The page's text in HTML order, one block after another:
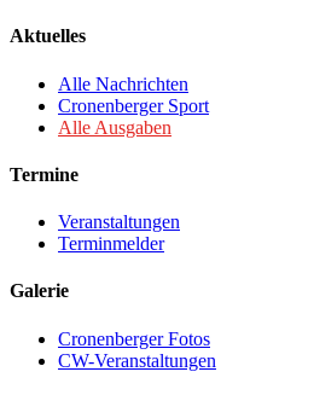
Aktuelles
Alle Nachrichten
Cronenberger Sport
Alle Ausgaben
Termine
Veranstaltungen
Terminmelder
Galerie
Cronenberger Fotos
CW-Veranstaltungen